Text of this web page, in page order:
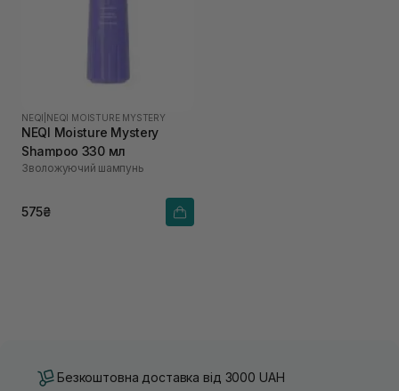
NEQI NEQI MOISTURE MYSTERY
NEQI Moisture Mystery
Shampoo 330 мл
Зволожуючий шампунь
575₴
Безкоштовна доставка від 3000 UAH